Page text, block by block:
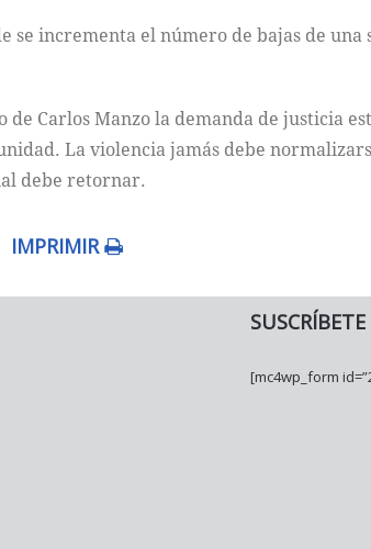
se incrementa el número de bajas de
Carlos Manzo la demanda de justicia
La violencia jamás debe
debe retornar.
IMPRIMIR
[mc4wp_form